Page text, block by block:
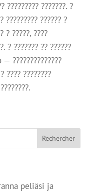
????????? ???????. ?
????????? ?????? ?
? ?????, ????
? ??????? ?? ??????
??????????????
???? ????????
peliäsi ja